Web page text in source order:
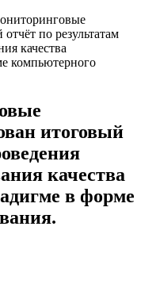
по результатам
качества
компьютерного
итоговый
качества
в форме